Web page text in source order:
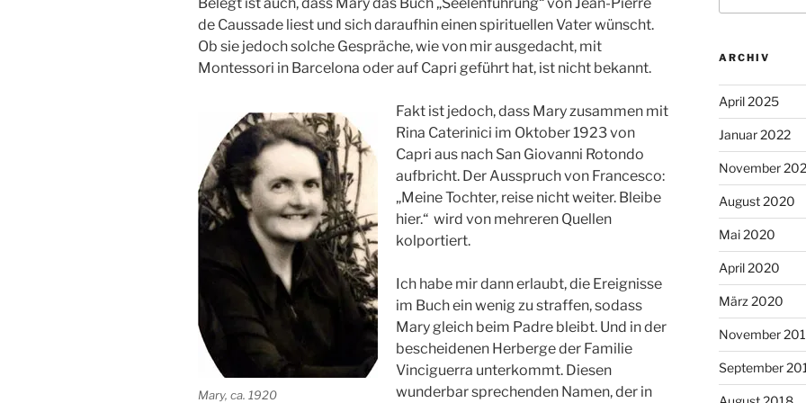
de Caussade liest und sich daraufhin einen spirituellen Vater wünscht.
Ob sie jedoch solche Gespräche, wie von mir ausgedacht, mit
Montessori in Barcelona oder auf Capri geführt hat, ist nicht bekannt.
Mary, ca. 1920
Fakt ist jedoch, dass Mary zusammen mit
Rina Caterinici im Oktober 1923 von
Capri aus nach San Giovanni Rotondo
aufbricht. Der Ausspruch von Francesco:
„Meine Tochter, reise nicht weiter. Bleibe
hier.“ wird von mehreren Quellen
kolportiert.
Ich habe mir dann erlaubt, die Ereignisse
im Buch ein wenig zu straffen, sodass
Mary gleich beim Padre bleibt. Und in der
bescheidenen Herberge der Familie
Vinciguerra unterkommt. Diesen
wunderbar sprechenden Namen, der in
ARCHIV
April 2025
Januar 2022
November
August 2020
Mai 2020
April 2020
März 2020
November
September